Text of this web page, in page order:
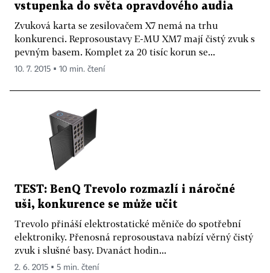
vstupenka do světa opravdového audia
Zvuková karta se zesilovačem X7 nemá na trhu
konkurenci. Reprosoustavy E-MU XM7 mají čistý zvuk s
pevným basem. Komplet za 20 tisíc korun se...
10. 7. 2015 ▪ 10 min. čtení
TEST: BenQ Trevolo rozmazlí i náročné
uši, konkurence se může učit
Trevolo přináší elektrostatické měniče do spotřební
elektroniky. Přenosná reprosoustava nabízí věrný čistý
zvuk i slušné basy. Dvanáct hodin...
2. 6. 2015 ▪ 5 min. čtení